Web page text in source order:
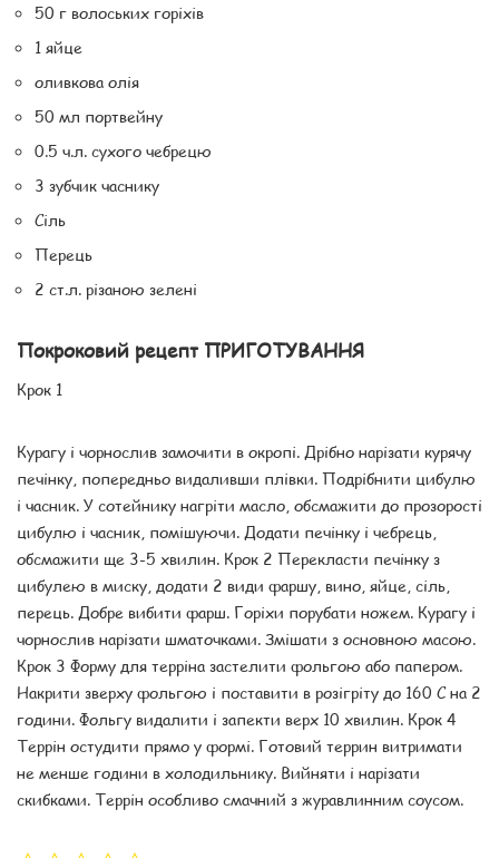
50 г волоських горіхів
1 яйце
оливкова олія
50 мл портвейну
0.5 ч.л. сухого чебрецю
3 зубчик часнику
Сіль
Перець
2 ст.л. різаною зелені
Покроковий рецепт ПРИГОТУВАННЯ
Крок 1
Курагу і чорнослив замочити в окропі. Дрібно нарізати курячу
печінку, попередньо видаливши плівки. Подрібнити цибулю
і часник. У сотейнику нагріти масло, обсмажити до прозорості
цибулю і часник, помішуючи. Додати печінку і чебрець,
обсмажити ще 3-5 хвилин. Крок 2 Перекласти печінку з
цибулею в миску, додати 2 види фаршу, вино, яйце, сіль,
перець. Добре вибити фарш. Горіхи порубати ножем. Курагу і
чорнослив нарізати шматочками. Змішати з основною масою.
Крок 3 Форму для терріна застелити фольгою або папером.
Накрити зверху фольгою і поставити в розігріту до 160 С на 2
години. Фольгу видалити і запекти верх 10 хвилин. Крок 4
Террін остудити прямо у формі. Готовий террин витримати
не менше години в холодильнику. Вийняти і нарізати
скибками. Террін особливо смачний з журавлинним соусом.